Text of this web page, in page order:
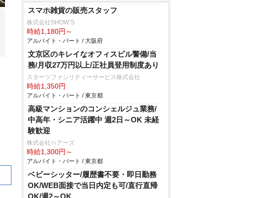
スマホ雑貨の販売スタッフ
株式会社SHOW’S
時給1,180円～
アルバイト・パート / 大阪府
文京区のキレイなオフィスビル警備/当
務/月収27万円以上/正社員登用制度あり
スターツファシリティーサービス株式会社
時給1,350円
アルバイト・パート / 東京都
高級マンションのコンシェルジュ業務/
中高年・シニア活躍中 週2日～OK 未経
験歓迎
株式会社ベアーズ
時給1,300円～
アルバイト・パート / 東京都
ベビーシッター/履歴書不要・即日勤務
OK/WEB面接で当日内定も可/直行直帰
OK/週2～OK